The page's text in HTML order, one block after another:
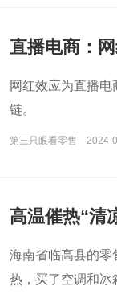
直播电商：
网红效应为直播
链。
第三只眼看零售 2024-
高温催热“清
海南省临高县的零
热，买了空调和冰